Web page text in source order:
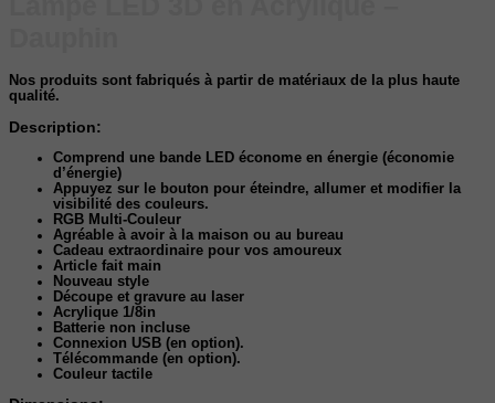
Nos produits sont fabriqués à partir de matériaux de la plus haute
qualité.
Description:
Comprend une bande LED économe en énergie (économie
d’énergie)
Appuyez sur le bouton pour éteindre, allumer et modifier la
visibilité des couleurs.
RGB Multi-Couleur
Agréable à avoir à la maison ou au bureau
Cadeau extraordinaire pour vos amoureux
Article fait main
Nouveau style
Découpe et gravure au laser
Acrylique 1/8in
Batterie non incluse
Connexion USB (en option).
Télécommande (en option).
Couleur tactile